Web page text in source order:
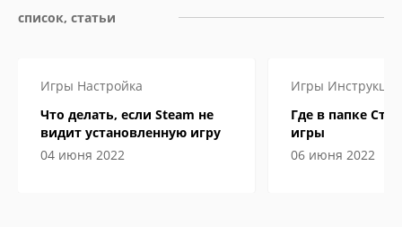
список, статьи
Игры Настройка
Что делать, если Steam не
видит установленную игру
04 июня 2022
Игры Инструкции
Где в папке
игры
06 июня 2022